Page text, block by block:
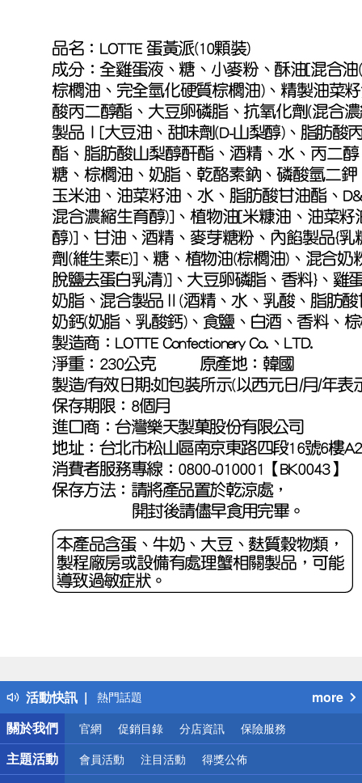
活動快訊
得獎公告
熱門話題
銀行優惠
偏遠地區配送
詐騙網頁！請小心！
more
關於我們
官網 促銷目錄 分店資訊 保險服務
主題活動 會員活動 注目活動 得獎公佈